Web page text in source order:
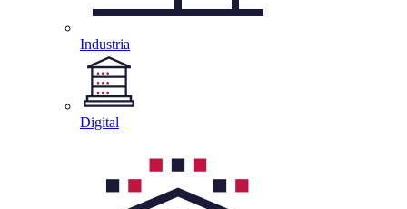
Industria
Digital